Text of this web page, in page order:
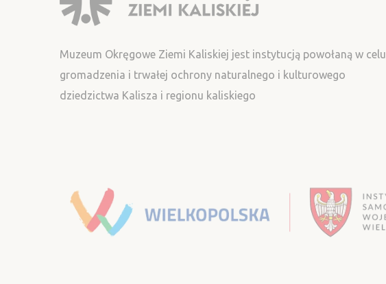
Muzeum Okręgowe Ziemi Kaliskiej jest instytucją powołaną w celu
gromadzenia i trwałej ochrony naturalnego i kulturowego
dziedzictwa Kalisza i regionu kaliskiego